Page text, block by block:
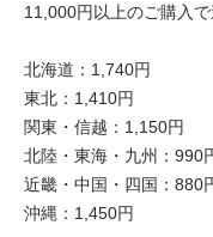
11,000円以上のご購入
北海道：1,740円
東北：1,410円
関東・信越：1,150円
北陸・東海・九州：990
近畿・中国・四国：880
沖縄：1,450円